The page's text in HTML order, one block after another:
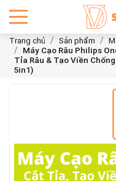
Trang chủ Sản phẩm
Máy Cạo Râu Philips
Tỉa Râu & Tạo Viền
5in1)